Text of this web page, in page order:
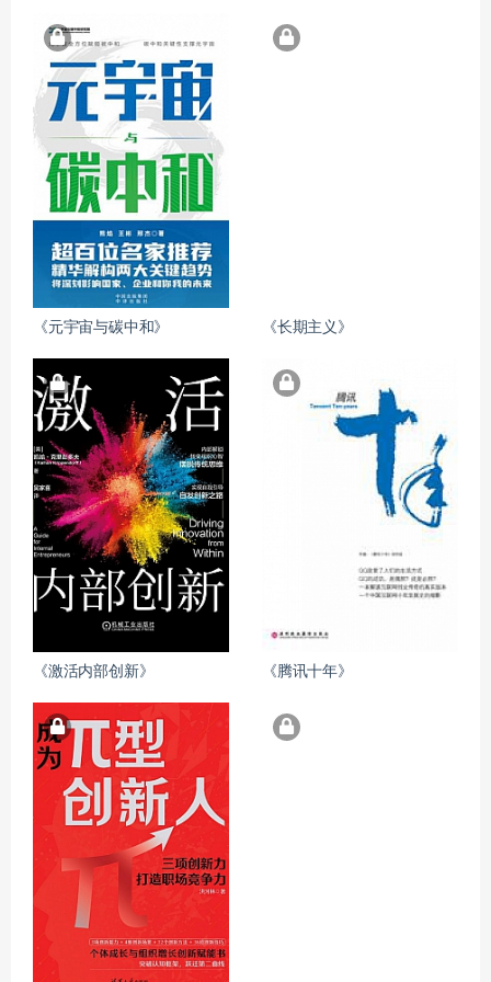
《元宇宙与碳中和》 《长期主义》
《激活内部创新》 《腾讯十年》